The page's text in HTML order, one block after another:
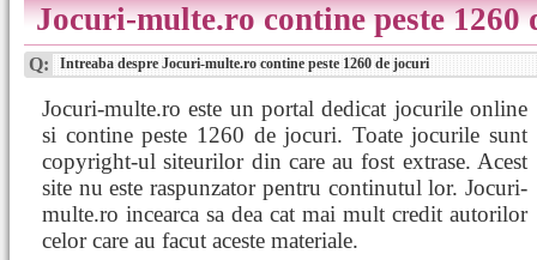
Jocuri-multe.ro contine peste 1260
Q: Intreaba despre Jocuri-multe.ro contine peste 1260 de jocuri
Jocuri-multe.ro este un portal dedicat jocurile online
si contine peste 1260 de jocuri. Toate jocurile sunt
copyright-ul siteurilor din care au fost extrase. Acest
site nu este raspunzator pentru continutul lor. Jocuri-
multe.ro incearca sa dea cat mai mult credit autorilor
celor care au facut aceste materiale.